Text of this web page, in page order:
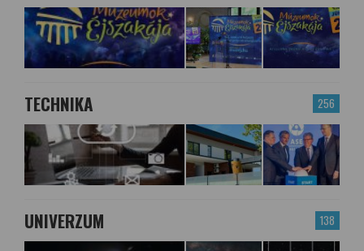
256
TECHNIKA
138
UNIVERZUM